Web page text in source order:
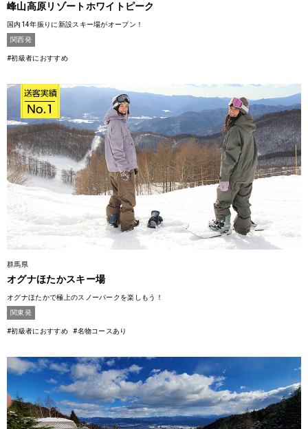
峰山高原リゾートホワイトピーク
国内14年振りに新設スキー場がオープン！
関西発
#初級者におすすめ
群馬県
オグナほたかスキー場
オグナほたかで極上のスノーパークを楽しもう！
関東発
#初級者におすすめ #名物コースあり